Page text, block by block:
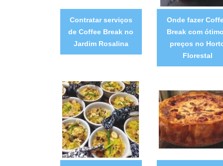
Contratar serviços
de Coffee Break no
Jardim Rosalina
Onde fazer
Break com
preços no
Florestal